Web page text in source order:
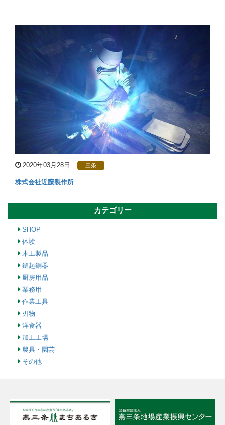
2020年03月28日 三条
株式会社近藤製作所
カテゴリー
SHOP
体験
木工製品
鎚起銅器
厨房用品
業務用
作業工具
刃物
洋食器
加工工場
農具・園芸
その他